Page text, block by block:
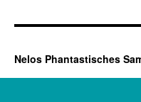
Nelos Phantastisches